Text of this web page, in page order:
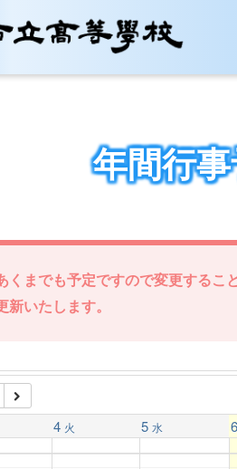
年間行
くまでも予定ですので変更するこ
新いたします。
4 火 5 水 6